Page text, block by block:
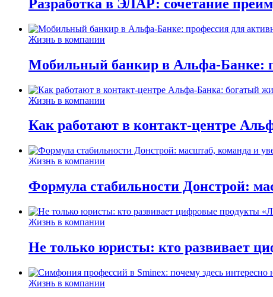
Разработка в ЭЛАР: сочетание
Жизнь в компании
Мобильный банкир в Альфа-Банке:
Жизнь в компании
Как работают в контакт-центре
Жизнь в компании
Формула стабильности Донстрой:
Жизнь в компании
Не только юристы: кто развивает
Жизнь в компании